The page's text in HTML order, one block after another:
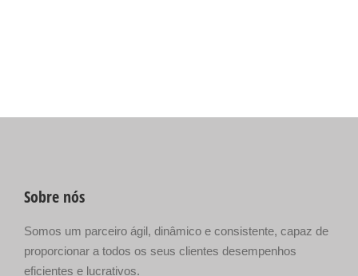
Sobre nós
Somos um parceiro ágil, dinâmico e consistente, capaz de
proporcionar a todos os seus clientes desempenhos
eficientes e lucrativos.